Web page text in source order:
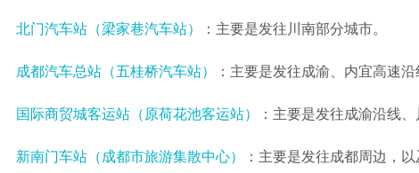
北门汽车站（梁家巷汽车站） ：主要是发往川南部分城市。
成都汽车总站（五桂桥汽车站） ：主要是发往成渝、内宜高速
国际商贸城客运站（原荷花池客运站） ：主要是发往成渝沿线
新南门车站（成都市旅游集散中心） ：主要是发往成都周边，